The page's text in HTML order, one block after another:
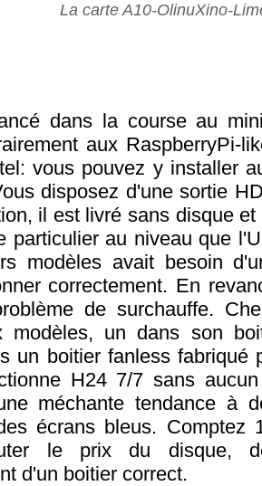
La carte A10-OlinuXino-
dans la course au
aux RaspberryPi-
vous pouvez y installer
disposez d'une sortie
il est livré sans disque
particulier au niveau que
modèles avait besoin
correctement. En
de surchauffe.
modèles, un dans son
un boitier fanless fabriqué
H24 7/7 sans
méchante tendance à
écrans bleus. Comptez
le prix du disque,
d'un boitier correct.